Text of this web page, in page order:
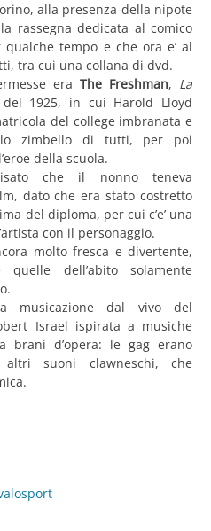
alla presenza della nipote
rassegna dedicata al comico
tempo e che ora e’ al
tra cui una collana di dvd.
eraThe Freshman, La
1925, in cui Harold Lloyd
del college imbranata e
lo zimbello di tutti, per poi
della scuola.
che il nonno teneva
dato che era stato costretto
del diploma, per cui c’e’ una
con il personaggio.
molto fresca e divertente,
dell’abito solamente
musicazione dal vivo del
Israel ispirata a musiche
brani d’opera: le gag erano
suoni clawneschi, che